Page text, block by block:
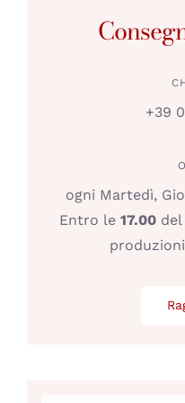
+39
ogni Martedì,
Entro le 17.00